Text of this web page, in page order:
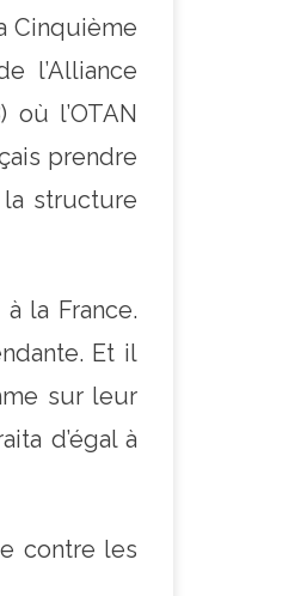
Cinquième
l’Alliance
l’OTAN
prendre
structure
la France.
Et il
sur leur
d’égal à
contre les